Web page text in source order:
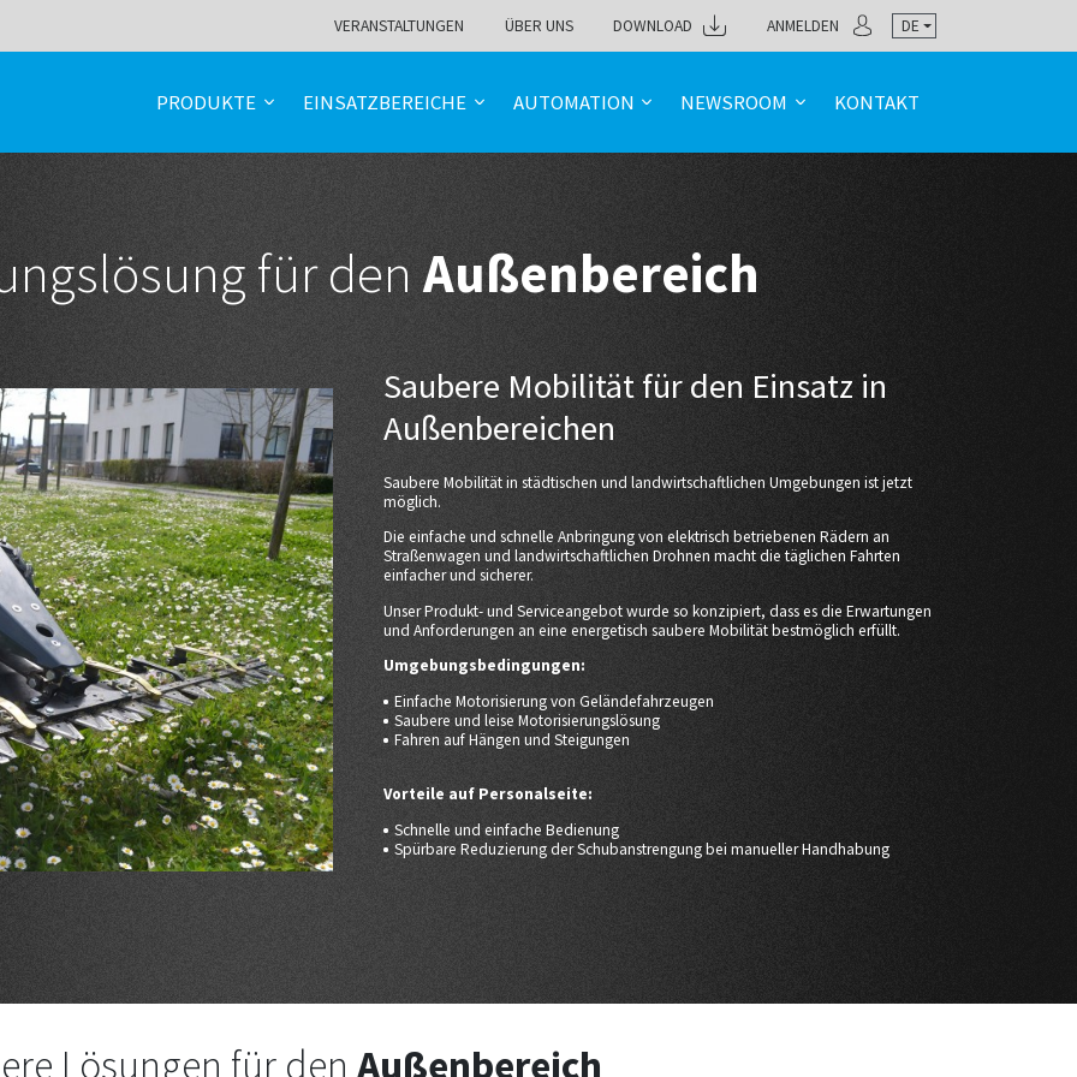
VERANSTALTUNGEN ÜBER UNS DOWNLOAD ANMELDEN DE
PRODUKTE EINSATZBEREICHE AUTOMATION NEWSROOM KONTAKT
für denAußenbereich
Saubere Mobilität für den Einsatz in
Außenbereichen
Saubere Mobilität in städtischen und landwirtschaftlichen Umgebungen ist jetzt
möglich.
Die einfache und schnelle Anbringung von elektrisch betriebenen Rädern an
Straßenwagen und landwirtschaftlichen Drohnen macht die täglichen Fahrten
einfacher und sicherer.
Unser Produkt- und Serviceangebot wurde so konzipiert, dass es die Erwartungen
und Anforderungen an eine energetisch saubere Mobilität bestmöglich erfüllt.
Umgebungsbedingungen:
Einfache Motorisierung von Geländefahrzeugen
Saubere und leise Motorisierungslösung
Fahren auf Hängen und Steigungen
Vorteile auf Personalseite:
Schnelle und einfache Bedienung
Spürbare Reduzierung der Schubanstrengung bei manueller Handhabung
Lösungen für den Außenbereich